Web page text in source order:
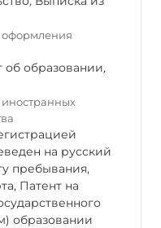
оформления
об образовании,
на русский
пребывания,
Патент на
образовании